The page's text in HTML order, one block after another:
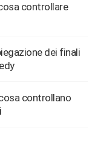
controllare
dei finali
controllano